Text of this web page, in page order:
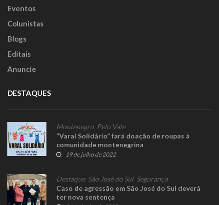
Eventos
Colunistas
Blogs
Editais
Anuncie
DESTAQUES
Montenegro Pelo Vale
“Varal Solidário” fará doação de roupas à
comunidade montenegrina
19 de julho de 2022
Destaque, São José do Sul, Segurança
Caso de agressão em São José do Sul deverá
ter nova sentença